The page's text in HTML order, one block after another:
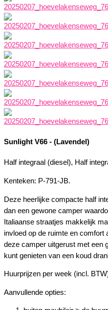
Sunlight V66 - (Lavendel)
Half integraal (diesel), Half
Kenteken: P-791-JB.
Deze heerlijke compacte half
dan een gewone camper
Italiaanse straatjes makkelijk
invloed op de ruimte en comfort
deze camper uitgerust met een
kunt genieten van een koud
Huurprijzen per week (incl.
Aanvullende opties: